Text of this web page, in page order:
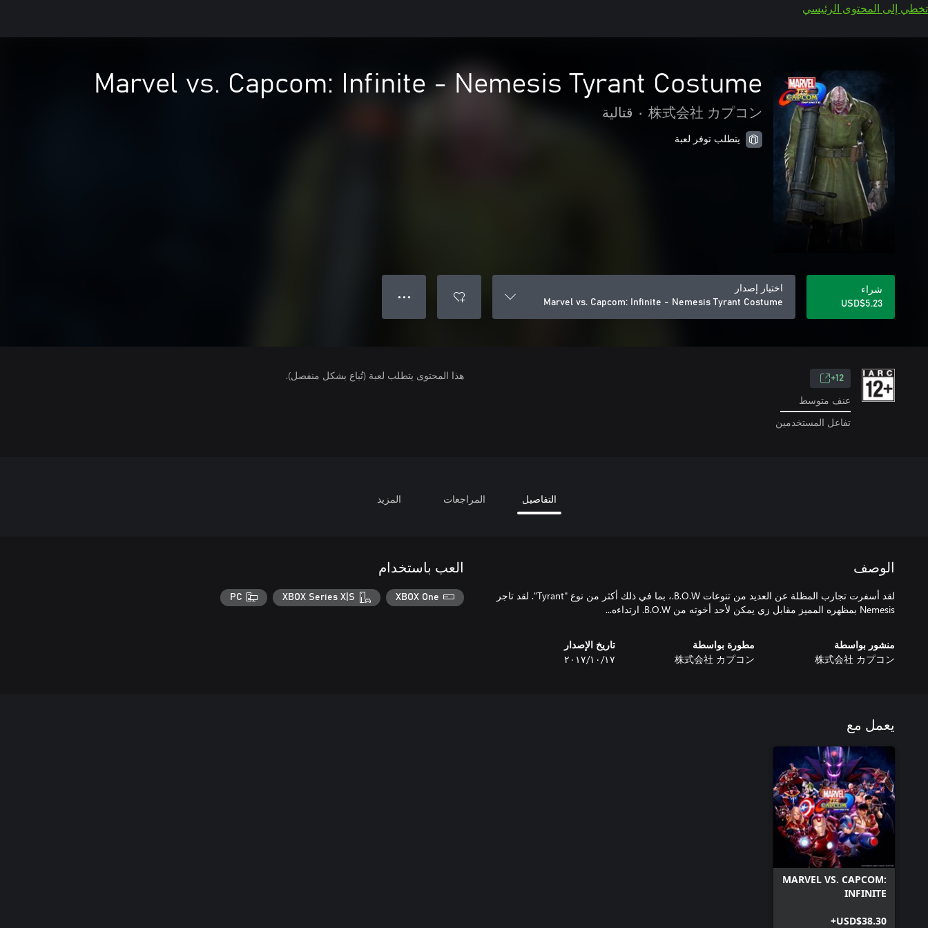
تخطي إلى المحتوى الرئيسي
Marvel vs. Capcom: Infinite - Nemesis Tyrant Costume
株式会社 カプコン
• قتالية
يتطلب توفر لعبة
شراء
USD$5.23
اختيار إصدار
Marvel vs. Capcom: Infinite - Nemesis Tyrant Costume
● ● ●
12+
عنف متوسط
تفاعل المستخدمين
هذا المحتوى يتطلب لعبة (تُباع بشكل منفصل).
التفاصيل المراجعات المزيد
الوصف
لقد أسفرت تجارب المظلة عن العديد من تنوعات B.O.W.، بما في ذلك أكثر من نوع "Tyrant". لقد تاجر
Nemesis بمظهره المميز مقابل زي يمكن لأحد أخوته من B.O.W. ارتداءه...
منشور بواسطة
株式会社 カプコン
مطورة بواسطة
株式会社 カプコン
تاريخ الإصدار
١٧‏/١٠‏/٢٠١٧
العب باستخدام
XBOX One
XBOX Series X|S
PC
يعمل مع
MARVEL VS. CAPCOM:
INFINITE
USD$38.30+